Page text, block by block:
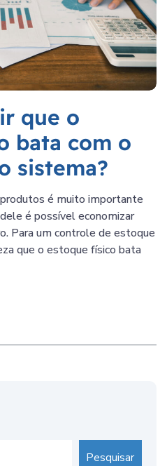
que o
bata com o
sistema?
é muito importante
é possível economizar
Para um controle de estoque
que o estoque físico bata
Pesquisar